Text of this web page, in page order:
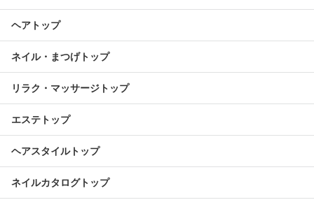
ヘアトップ
ネイル・まつげトップ
リラク・マッサージトップ
エステトップ
ヘアスタイルトップ
ネイルカタログトップ